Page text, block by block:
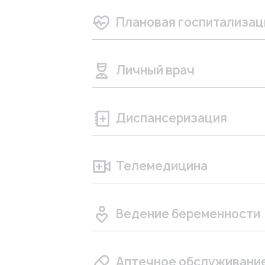
Плановая
Личный врач
Диспансеризация
Телемедицина
Ведение беременности
Аптечное